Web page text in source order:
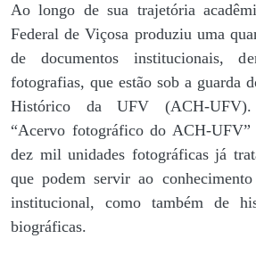
Ao longo de sua trajetória
Federal de Viçosa produziu uma
de documentos institucionais,
fotografias, que estão sob a guarda
Histórico da UFV (ACH-UFV).
“Acervo fotográfico do ACH-
dez mil unidades fotográficas já
que podem servir ao
institucional, como também de
biográficas.